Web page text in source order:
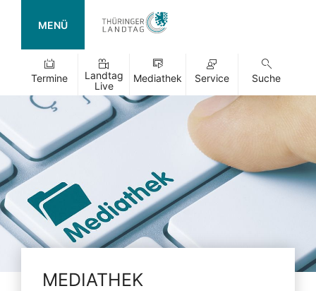
MENÜ
Termine
Landtag
Live
Mediathek Service Suche
MEDIATHEK